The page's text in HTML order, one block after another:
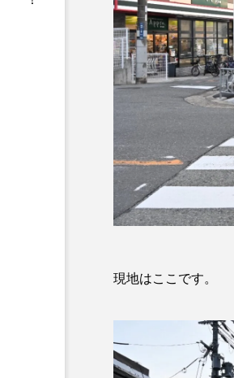
現地はここです。